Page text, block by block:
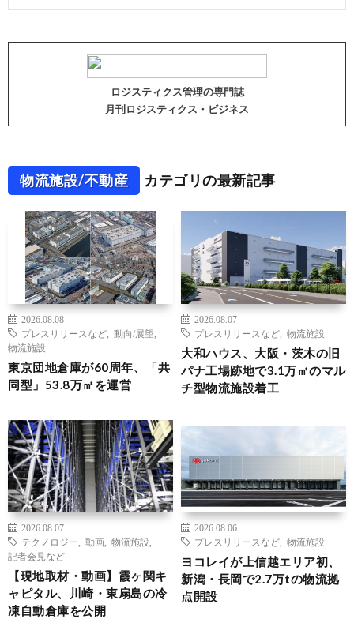
ロジスティクス管理の専門誌
月刊ロジスティクス・ビジネス
物流施設/不動産 カテゴリの最新記事
2026.08.08
プレスリリースなど
動向/展望
物流施設
東京団地倉庫が60周年、「共
同型」53.8万㎡を運営
2026.08.07
プレスリリースなど
物流施設
大和ハウス、大阪・茨木の旧
パナ工場跡地で3.1万㎡のマル
チ型物流施設着工
2026.08.07
テクノロジー
動画 物流施設
記者会見など
【現地取材・動画】霞ヶ関キ
ャピタル、川崎・東扇島の冷
凍自動倉庫を公開
2026.08.06
プレスリリースなど
物流施設
ヨコレイが上信越エリア初、
新潟・長岡で2.7万tの物流拠
点開設